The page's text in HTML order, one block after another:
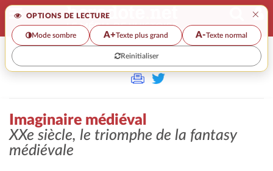
OPTIONS DE LECTURE ×
Mode sombre A+Texte plus grand A-Texte normal
Reinitialiser
>>
Imaginaire médiéval
XXe siècle, le triomphe de la fantasy
médiévale